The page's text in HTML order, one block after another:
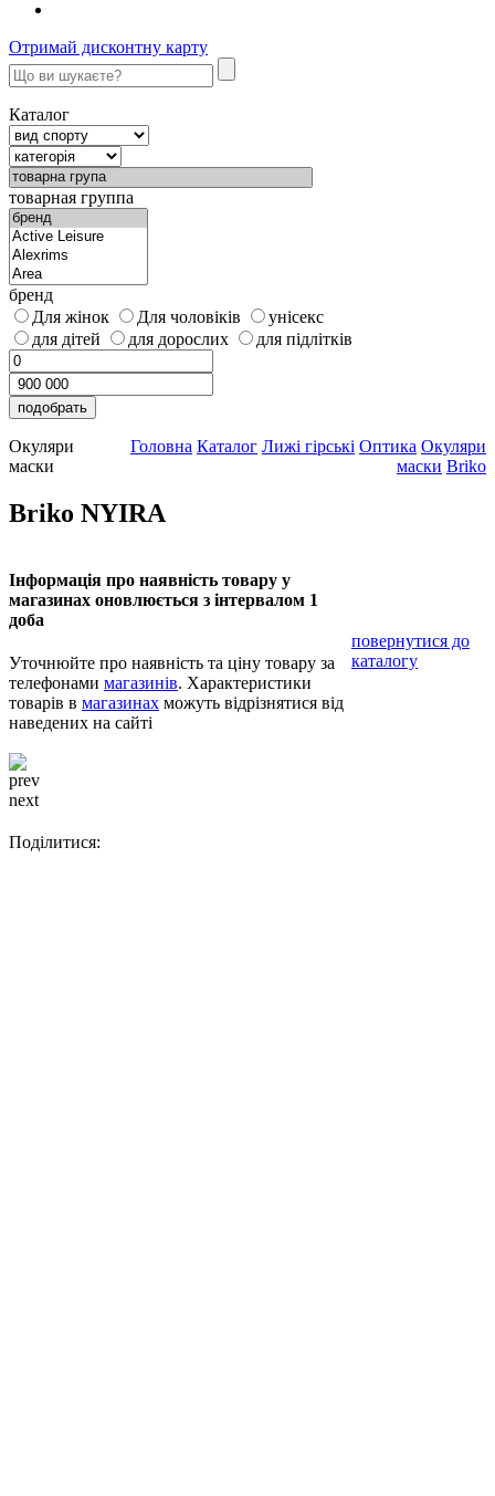
Отримай дисконтну карту
Каталог
товарная группа
бренд
Для жінок
Для чоловіків
унісекс
для дітей
для дорослих для підлітків
Окуляри
маски
Головна Каталог Лижі гірські Оптика Окуляри
маски Briko
Briko NYIRA
Інформація про наявність товару у
магазинах оновлюється з інтервалом 1
доба
Уточнюйте про наявність та ціну товару за
телефонами магазинів. Характеристики
товарів в магазинах можуть відрізнятися від
наведених на сайті
повернутися до
каталогу
prev
next
Поділитися: